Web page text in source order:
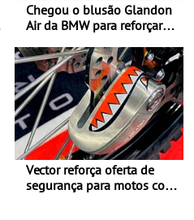
Chegou o blusão Glandon
Air da BMW para reforçar
verão
Vector reforça oferta de
segurança para motos com